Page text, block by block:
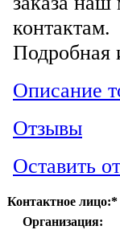
контактам.
Описание
Отзывы
Оставить
Контактное лицо:*
Организация: